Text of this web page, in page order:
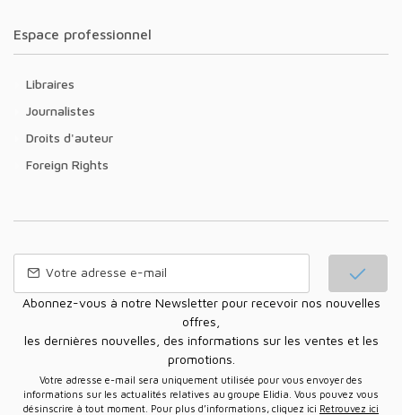
Espace professionnel
Libraires
Journalistes
Droits d'auteur
Foreign Rights
Abonnez-vous à notre Newsletter pour recevoir nos nouvelles
offres,
les dernières nouvelles, des informations sur les ventes et les
promotions.
Votre adresse e-mail sera uniquement utilisée pour vous envoyer des
informations sur les actualités relatives au groupe Elidia. Vous pouvez vous
désinscrire à tout moment. Pour plus d’informations, cliquez ici Retrouvez ici